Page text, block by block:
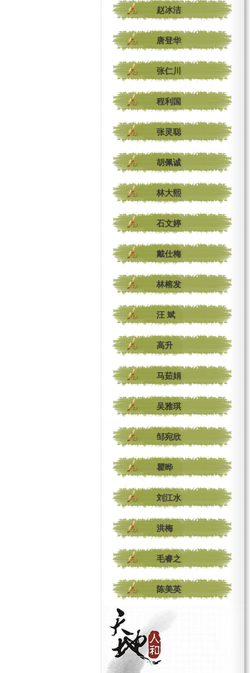
赵冰洁
唐登华
张仁川
程利国
张灵聪
胡佩诚
林大熙
石文婷
戴仕梅
林榕发
汪 斌
高升
马茹娟
吴雅琪
邹宛欣
瞿晔
刘江水
洪梅
毛睿之
陈美英